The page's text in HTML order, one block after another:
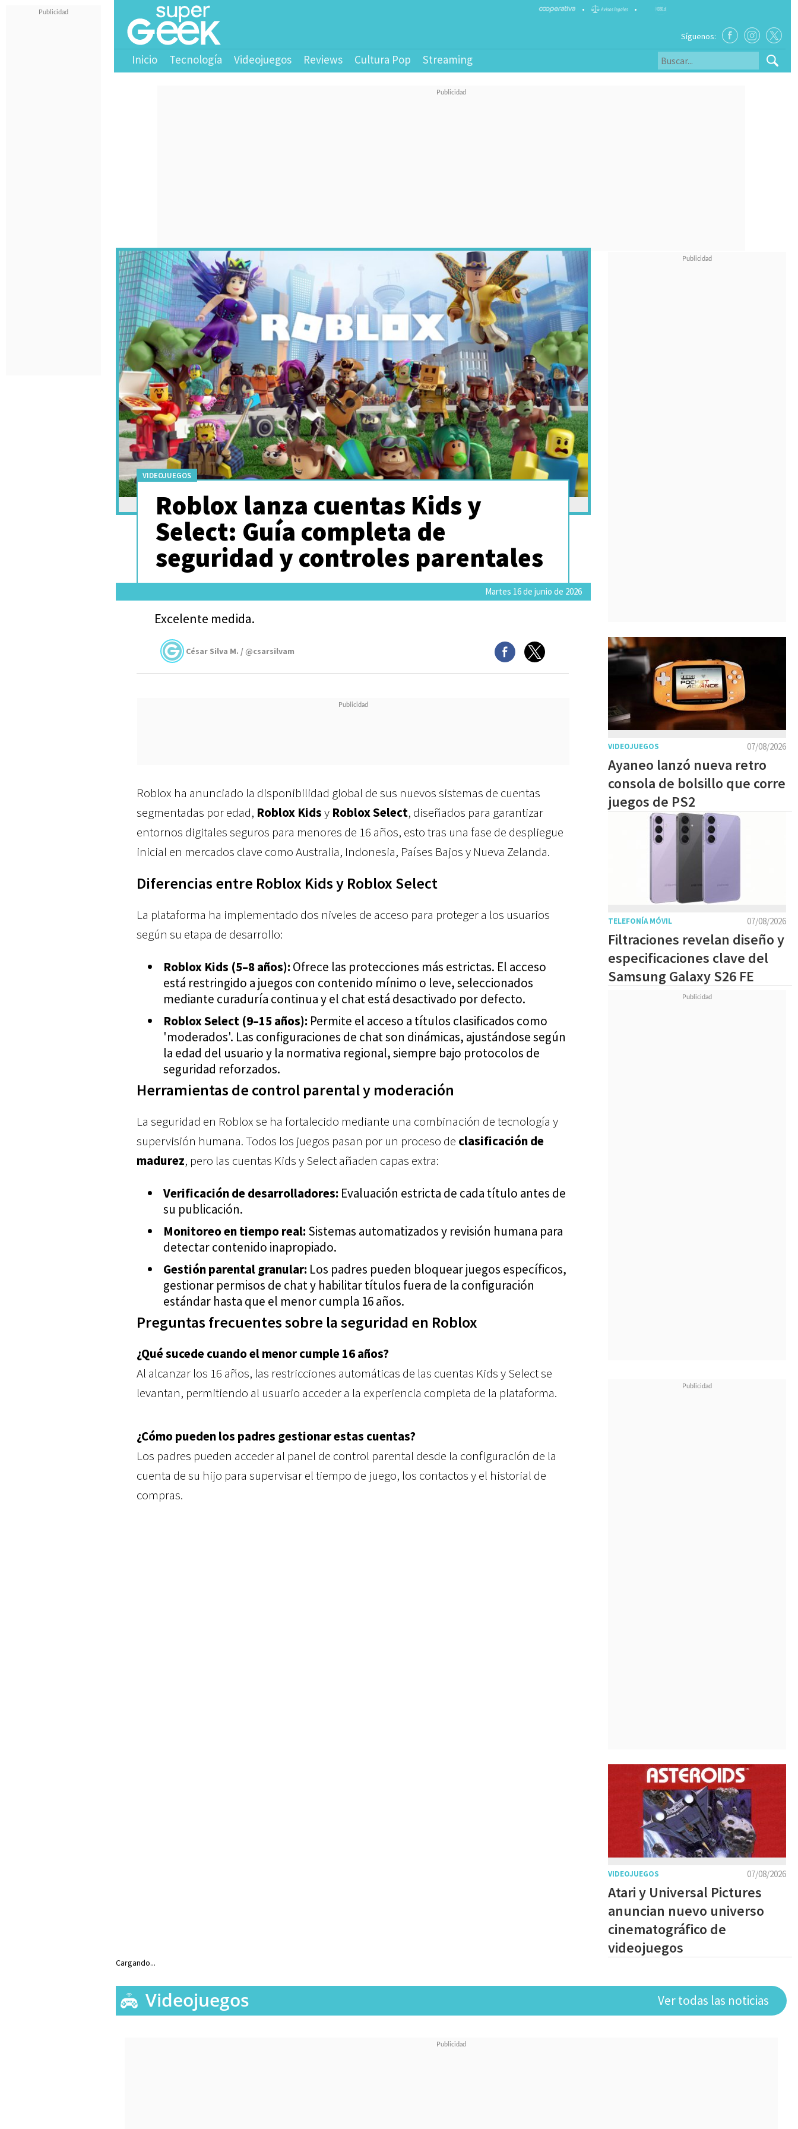
• •
Síguenos:
Inicio Tecnología Videojuegos Reviews Cultura Pop Streaming
VIDEOJUEGOS
Roblox lanza cuentas Kids y
Select: Guía completa de
seguridad y controles parentales
Martes 16 de junio de 2026
Excelente medida.
César Silva M. / @csarsilvam
Roblox ha anunciado la disponibilidad global de sus nuevos sistemas de cuentas
segmentadas por edad, Roblox Kidsy Roblox Select, diseñados para garantizar
entornos digitales seguros para menores de 16 años, esto tras una fase de despliegue
inicial en mercados clave como Australia, Indonesia, Países Bajos y Nueva Zelanda.
Diferencias entre Roblox Kids y Roblox Select
La plataforma ha implementado dos niveles de acceso para proteger a los usuarios
según su etapa de desarrollo:
Roblox Kids (5–8 años): Ofrece las protecciones más estrictas. El acceso
está restringido a juegos con contenido mínimo o leve, seleccionados
mediante curaduría continua y el chat está desactivado por defecto.
Roblox Select (9–15 años): Permite el acceso a títulos clasificados como
'moderados'. Las configuraciones de chat son dinámicas, ajustándose según
la edad del usuario y la normativa regional, siempre bajo protocolos de
seguridad reforzados.
Herramientas de control parental y moderación
La seguridad en Roblox se ha fortalecido mediante una combinación de tecnología y
supervisión humana. Todos los juegos pasan por un proceso de clasificación de
madurez, pero las cuentas Kids y Select añaden capas extra:
Verificación de desarrolladores: Evaluación estricta de cada título antes de
su publicación.
Monitoreo en tiempo real: Sistemas automatizados y revisión humana para
detectar contenido inapropiado.
Gestión parental granular: Los padres pueden bloquear juegos específicos,
gestionar permisos de chat y habilitar títulos fuera de la configuración
estándar hasta que el menor cumpla 16 años.
Preguntas frecuentes sobre la seguridad en Roblox
¿Qué sucede cuando el menor cumple 16 años?
Al alcanzar los 16 años, las restricciones automáticas de las cuentas Kids y Select se
levantan, permitiendo al usuario acceder a la experiencia completa de la plataforma.
¿Cómo pueden los padres gestionar estas cuentas?
Los padres pueden acceder al panel de control parental desde la configuración de la
cuenta de su hijo para supervisar el tiempo de juego, los contactos y el historial de
compras.
07/08/2026
VIDEOJUEGOS
Ayaneo lanzó nueva retro
consola de bolsillo que corre
juegos de PS2
07/08/2026
TELEFONÍA MÓVIL
Filtraciones revelan diseño y
especificaciones clave del
Samsung Galaxy S26 FE
07/08/2026
VIDEOJUEGOS
Atari y Universal Pictures
anuncian nuevo universo
cinematográfico de
videojuegos
Cargando...
Ver todas las noticias
Videojuegos